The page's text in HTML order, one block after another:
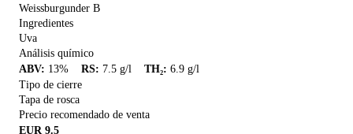
Weissburgunder B
Ingredientes
Uva
Análisis químico
ABV: 13% RS: 7.5 g/l TH₂: 6.9 g/l
Tipo de cierre
Tapa de rosca
Precio recomendado de venta
EUR 9.5